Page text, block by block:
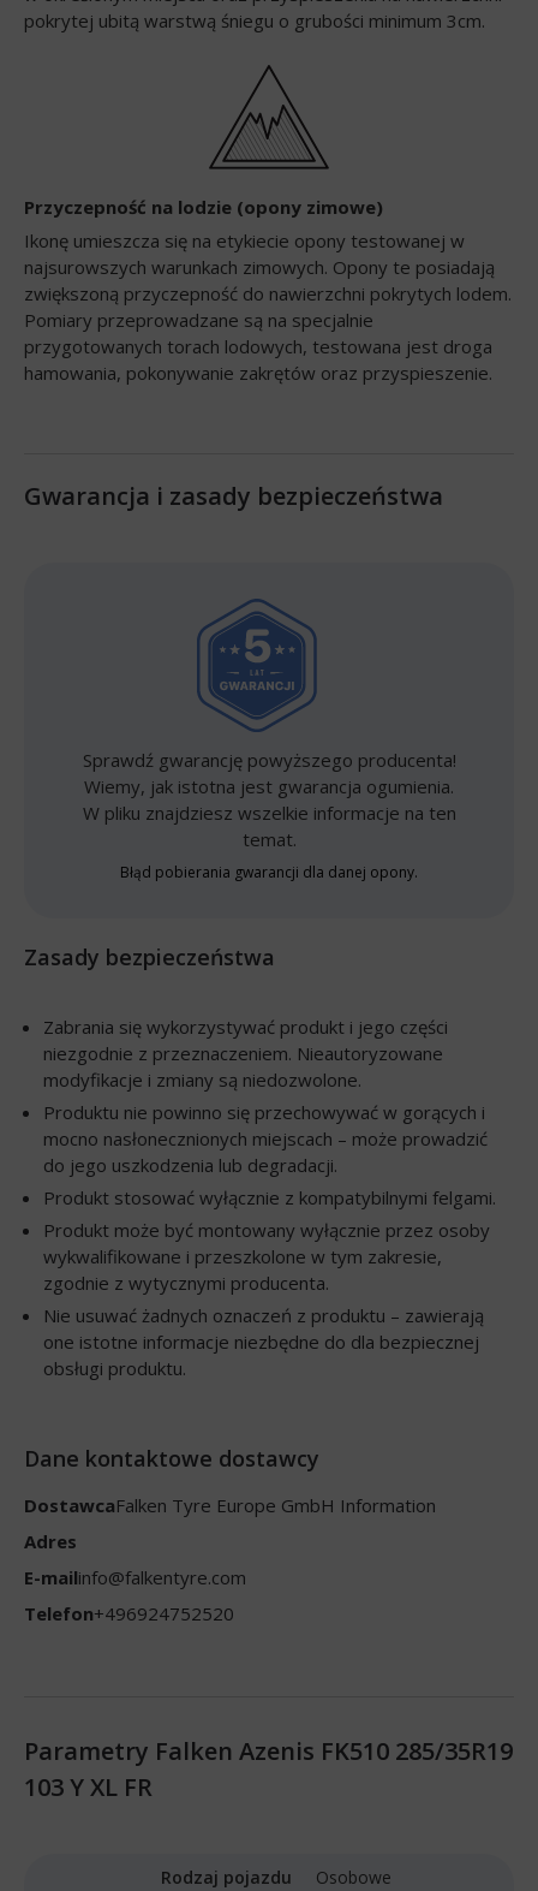
pokrytej ubitą warstwą śniegu o grubości minimum 3cm.
Przyczepność na lodzie (opony zimowe)
Ikonę umieszcza się na etykiecie opony testowanej w
najsurowszych warunkach zimowych. Opony te posiadają
zwiększoną przyczepność do nawierzchni pokrytych lodem.
Pomiary przeprowadzane są na specjalnie
przygotowanych torach lodowych, testowana jest droga
hamowania, pokonywanie zakrętów oraz przyspieszenie.
Gwarancja i zasady bezpieczeństwa
Sprawdź gwarancję powyższego producenta!
Wiemy, jak istotna jest gwarancja ogumienia.
W pliku znajdziesz wszelkie informacje na ten
temat.
Błąd pobierania gwarancji dla danej opony.
Zasady bezpieczeństwa
Zabrania się wykorzystywać produkt i jego części
niezgodnie z przeznaczeniem. Nieautoryzowane
modyfikacje i zmiany są niedozwolone.
Produktu nie powinno się przechowywać w gorących i
mocno nasłonecznionych miejscach – może prowadzić
do jego uszkodzenia lub degradacji.
Produkt stosować wyłącznie z kompatybilnymi felgami.
Produkt może być montowany wyłącznie przez osoby
wykwalifikowane i przeszkolone w tym zakresie,
zgodnie z wytycznymi producenta.
Nie usuwać żadnych oznaczeń z produktu – zawierają
one istotne informacje niezbędne do dla bezpiecznej
obsługi produktu.
Dane kontaktowe dostawcy
DostawcaFalken Tyre Europe GmbH Information
Adres
E-mailinfo@falkentyre.com
Telefon+496924752520
Parametry Falken Azenis FK510 285/35R19
103 Y XL FR
Rodzaj pojazdu
Osobowe